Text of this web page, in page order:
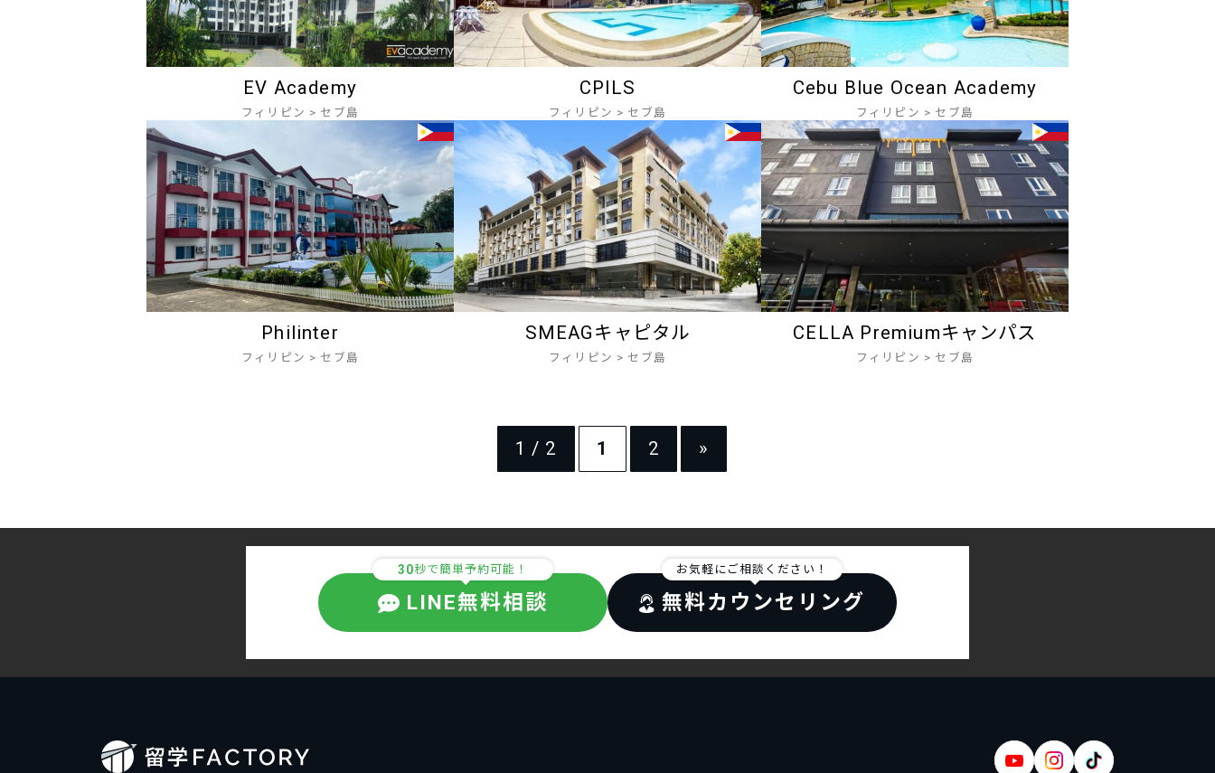
EV Academy
フィリピン > セブ島
CPILS
フィリピン > セブ島
Cebu Blue Ocean Academy
フィリピン > セブ島
Philinter
フィリピン > セブ島
SMEAGキャピタル
フィリピン > セブ島
CELLA Premiumキャンパス
フィリピン > セブ島
1 / 2 1 2 »
30秒で簡単予約可能！
LINE無料相談
お気軽にご相談ください！
無料カウンセリング